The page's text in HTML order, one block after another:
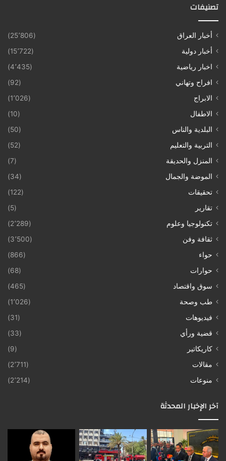
تصنيفات
أخبار العراق
(25٬806)
أخبار دولية
(15٬722)
اخبار رياضية
(4٬435)
افراح وتهاني
(92)
الابراج
(1٬026)
الاطفال
(10)
البلدية والناس
(50)
التربية والتعليم
(52)
المنزل والحديقة
(7)
الموضة والجمال
(34)
تحقيقات
(122)
تقارير
(5)
تكنولوجيا وعلوم
(2٬289)
ثقافة وفن
(3٬500)
حواء
(866)
حوارات
(68)
سوق واقتصاد
(465)
طب وصحة
(1٬026)
فيديوهات
(31)
قضية ورأي
(33)
كاريكاتير
(9)
مقالات
(2٬711)
منوعات
(2٬214)
آخر الإخبار المحدثة